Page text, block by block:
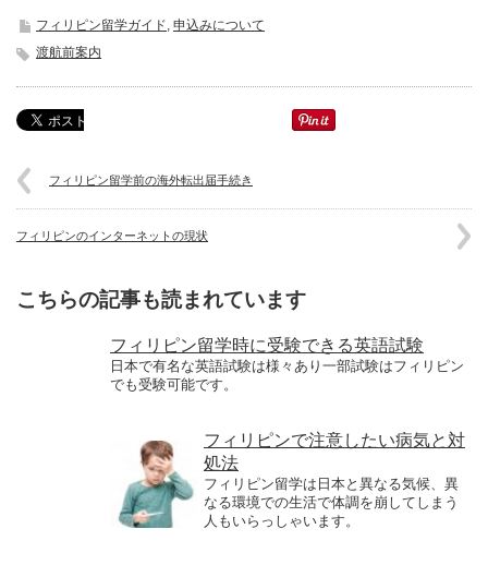
フィリピン留学ガイド 申込みについて
渡航前案内
フィリピン留学前の海外転出届手続き
フィリピンのインターネットの現状
こちらの記事も読まれています
フィリピン留学時に受験できる英語試験
日本で有名な英語試験は様々あり一部試験はフィリピン
でも受験可能です。
フィリピンで注意したい病気と対
処法
フィリピン留学は日本と異なる気候、異
なる環境での生活で体調を崩してしまう
人もいらっしゃいます。